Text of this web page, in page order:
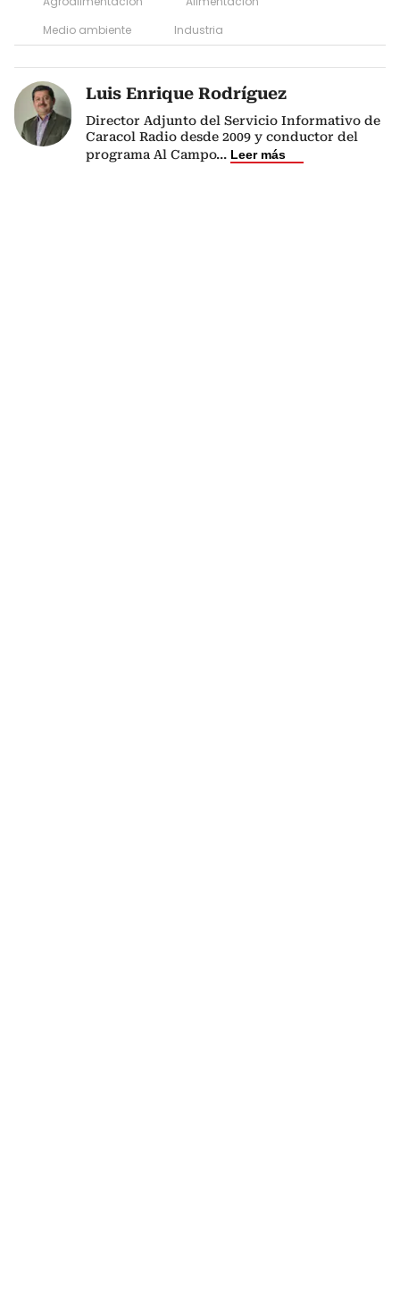
Medio ambiente
Industria
Luis Enrique Rodríguez
Director Adjunto del Servicio Informativo de
Caracol Radio desde 2009 y conductor del
programa Al Campo... Leer más